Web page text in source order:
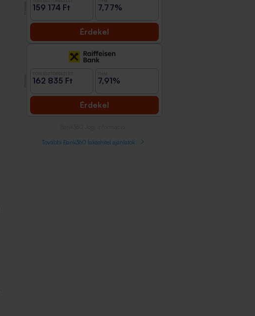
159 174 Ft 7,77%
Érdekel
162 835 Ft 7,91%
Érdekel
További Bank360 lakáshitel ajánlatok